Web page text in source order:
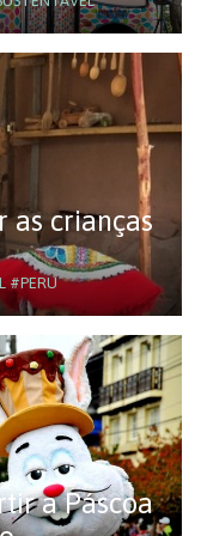
as crianças
#PERU
a Páscoa